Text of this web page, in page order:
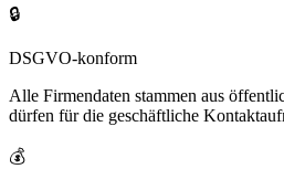
🔒
DSGVO-konform
Alle Firmendaten stammen aus
dürfen für die geschäftliche
💰